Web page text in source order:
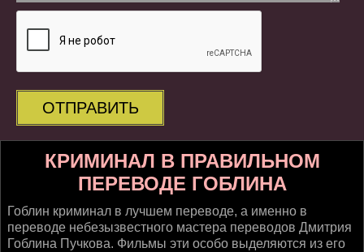
ОТПРАВИТЬ
КРИМИНАЛ В ПРАВИЛЬНОМ
ПЕРЕВОДЕ ГОБЛИНА
Гоблин криминал в лучшем переводе, а именно в
переводе небезызвестного мастера переводов Дмитрия
Гоблина Пучкова. Фильмы эти особо выделяются из его